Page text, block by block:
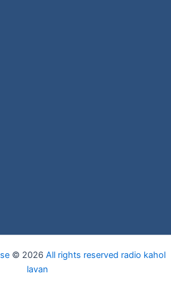
© 2026 All rights reserved radio kahol
lavan